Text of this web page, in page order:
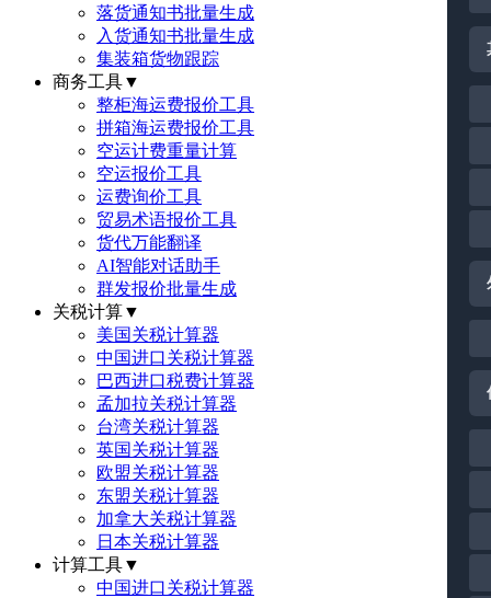
落货通知书批量生成
入货通知书批量生成
集装箱货物跟踪
商务工具▼
整柜海运费报价工具
拼箱海运费报价工具
空运计费重量计算
空运报价工具
运费询价工具
贸易术语报价工具
货代万能翻译
AI智能对话助手
群发报价批量生成
关税计算▼
美国关税计算器
中国进口关税计算器
巴西进口税费计算器
孟加拉关税计算器
台湾关税计算器
英国关税计算器
欧盟关税计算器
东盟关税计算器
加拿大关税计算器
日本关税计算器
计算工具▼
中国进口关税计算器